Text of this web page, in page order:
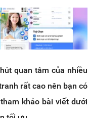
quan tâm của nhiều
rất cao nên bạn có
khảo bài viết dưới